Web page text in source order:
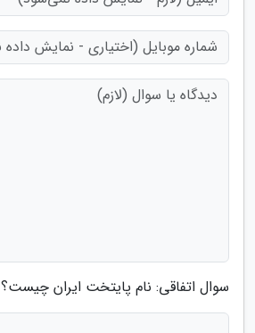
سوال اتفاقی: نام پایتخت ایران چیست؟